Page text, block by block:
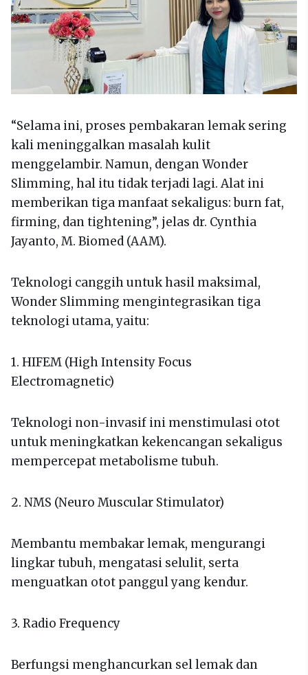
“Selama ini, proses pembakaran lemak sering
kali meninggalkan masalah kulit
menggelambir. Namun, dengan Wonder
Slimming, hal itu tidak terjadi lagi. Alat ini
memberikan tiga manfaat sekaligus: burn fat,
firming, dan tightening”, jelas dr. Cynthia
Jayanto, M. Biomed (AAM).
Teknologi canggih untuk hasil maksimal,
Wonder Slimming mengintegrasikan tiga
teknologi utama, yaitu:
1. HIFEM (High Intensity Focus
Electromagnetic)
Teknologi non-invasif ini menstimulasi otot
untuk meningkatkan kekencangan sekaligus
mempercepat metabolisme tubuh.
2. NMS (Neuro Muscular Stimulator)
Membantu membakar lemak, mengurangi
lingkar tubuh, mengatasi selulit, serta
menguatkan otot panggul yang kendur.
3. Radio Frequency
Berfungsi menghancurkan sel lemak dan